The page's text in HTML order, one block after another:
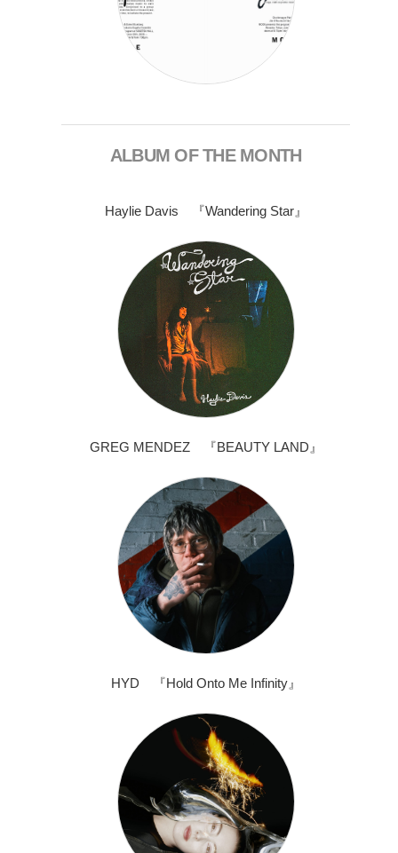
ALBUM OF THE MONTH
Haylie Davis 『Wandering Star』
GREG MENDEZ 『BEAUTY LAND』
HYD 『Hold Onto Me Infinity』